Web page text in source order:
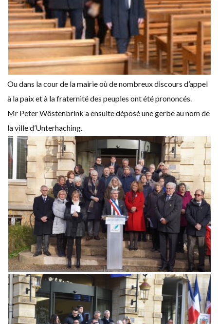
Ou dans la cour de la mairie où de nombreux discours d’appel
à la paix et à la fraternité des peuples ont été prononcés.
Mr Peter Wöstenbrink a ensuite déposé une gerbe au nom de
la ville d’Unterhaching.